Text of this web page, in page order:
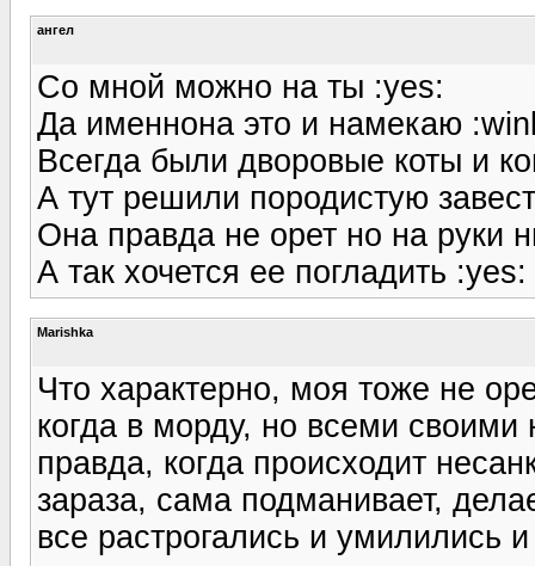
ангел
Со мной можно на ты :yes:
Да именнона это и намекаю
Всегда были дворовые коты и
А тут решили породистую
Она правда не орет но на руки
А так хочется ее погладить :yes:
Marishka
Что характерно, моя тоже не
когда в морду, но всеми
правда, когда происходит
зараза, сама подманивает,
все растрогались и умилились